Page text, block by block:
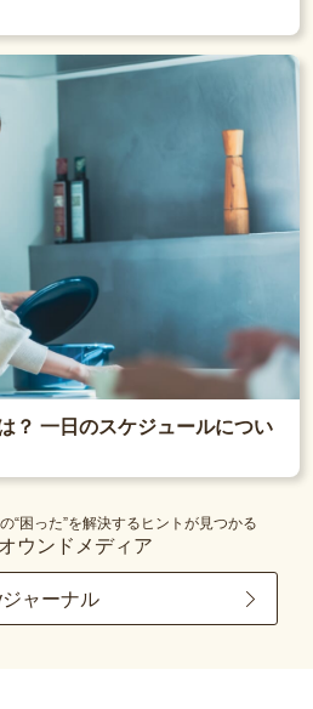
？ 一日のスケジュールについ
“困った”を解決するヒントが見つかる
ウンドメディア
ャーナル